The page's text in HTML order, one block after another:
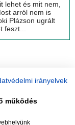
lehet és mit nem,
arról nem is
Plázson ugrált
irányelvek
működés